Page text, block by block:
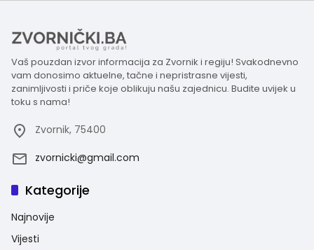
Vaš pouzdan izvor informacija za Zvornik i regiju! Svakodnevno
vam donosimo aktuelne, tačne i nepristrasne vijesti,
zanimljivosti i priče koje oblikuju našu zajednicu. Budite uvijek u
toku s nama!
Zvornik, 75400
zvornicki@gmail.com
Kategorije
Najnovije
Vijesti